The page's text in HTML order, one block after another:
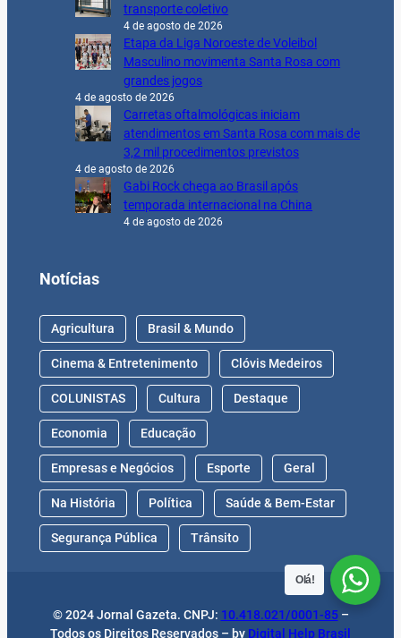
transporte coletivo
4 de agosto de 2026
Etapa da Liga Noroeste de Voleibol
Masculino movimenta Santa Rosa com
grandes jogos
4 de agosto de 2026
Carretas oftalmológicas iniciam
atendimentos em Santa Rosa com mais de
3,2 mil procedimentos previstos
4 de agosto de 2026
Gabi Rock chega ao Brasil após
temporada internacional na China
4 de agosto de 2026
Notícias
Agricultura Brasil & Mundo
Cinema & Entretenimento Clóvis Medeiros
COLUNISTAS Cultura Destaque
Economia Educação
Empresas e Negócios Esporte Geral
Na História Política Saúde & Bem-Estar
Segurança Pública Trânsito
© 2024 Jornal Gazeta. CNPJ: 10.418.021/0001-85–
Todos os Direitos Reservados – by Digital Help Brasil
Olá!